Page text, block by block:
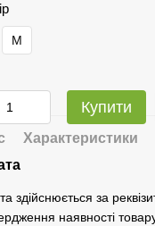
M
Купити
Характеристики
здійснюється за
наявності